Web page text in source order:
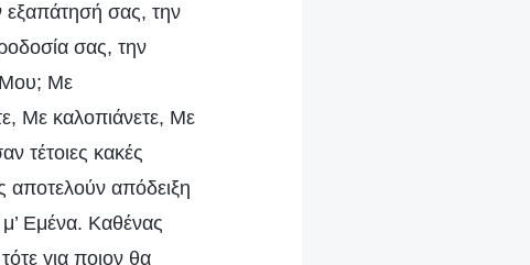
σας, την
σας, την
Μου; Με
Με καλοπιάνετε, Με
τέτοιες κακές
αποτελούν απόδειξη
Εμένα. Καθένας
για ποιον θα